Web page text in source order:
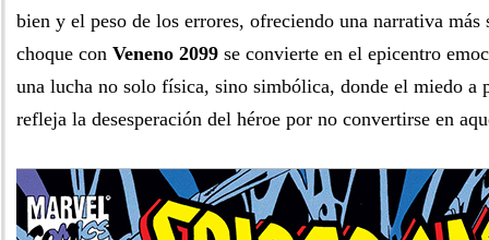
bien y el peso de los errores, ofreciendo una narrativa
choque con Veneno 2099 se convierte en el epicentro
una lucha no solo física, sino simbólica, donde el miedo a
refleja la desesperación del héroe por no convertirse en